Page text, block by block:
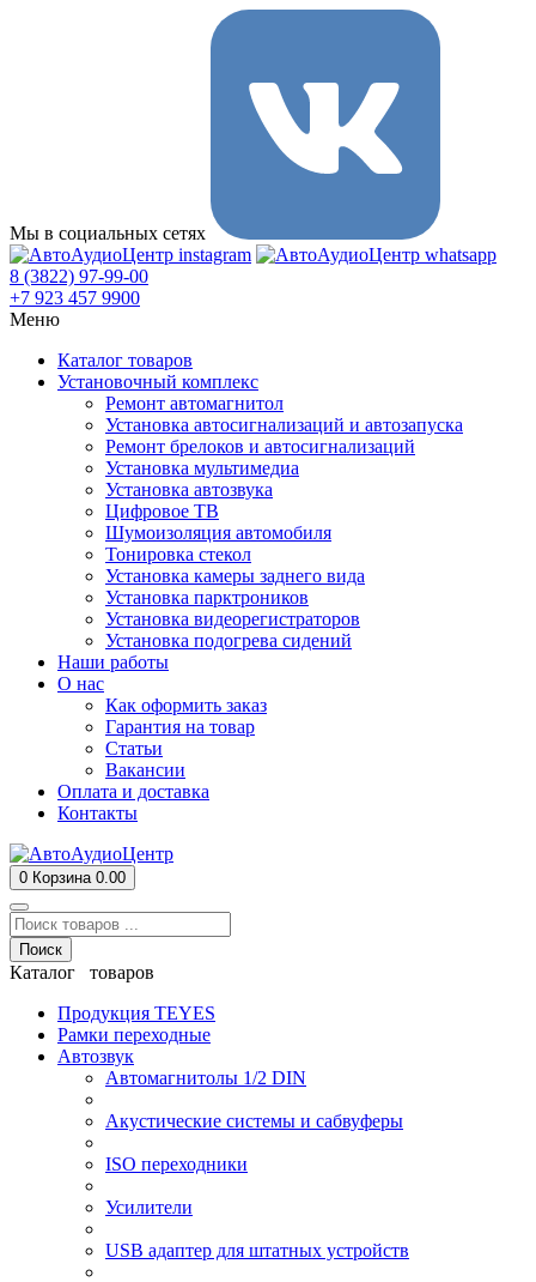
Мы в социальных сетях
8 (3822) 97-99-00
+7 923 457 9900
Меню
Каталог товаров
Установочный комплекс
Ремонт автомагнитол
Установка автосигнализаций и автозапуска
Ремонт брелоков и автосигнализаций
Установка мультимедиа
Установка автозвука
Цифровое ТВ
Шумоизоляция автомобиля
Тонировка стекол
Установка камеры заднего вида
Установка парктроников
Установка видеорегистраторов
Установка подогрева сидений
Наши работы
О нас
Как оформить заказ
Гарантия на товар
Статьи
Вакансии
Оплата и доставка
Контакты
0 Корзина 0.00
Поиск
Каталог товаров
Продукция TEYES
Рамки переходные
Автозвук
Автомагнитолы 1/2 DIN
Акустические системы и сабвуферы
ISO переходники
Усилители
USB адаптер для штатных устройств